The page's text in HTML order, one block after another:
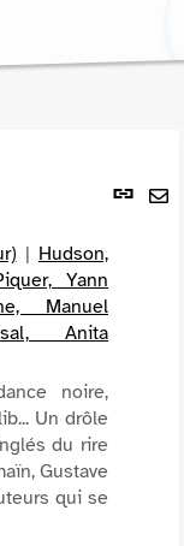
Lien
| Hudson,
Yann
Manuel
Anita
noire,
Un drôle
du rire
Gustave
qui se